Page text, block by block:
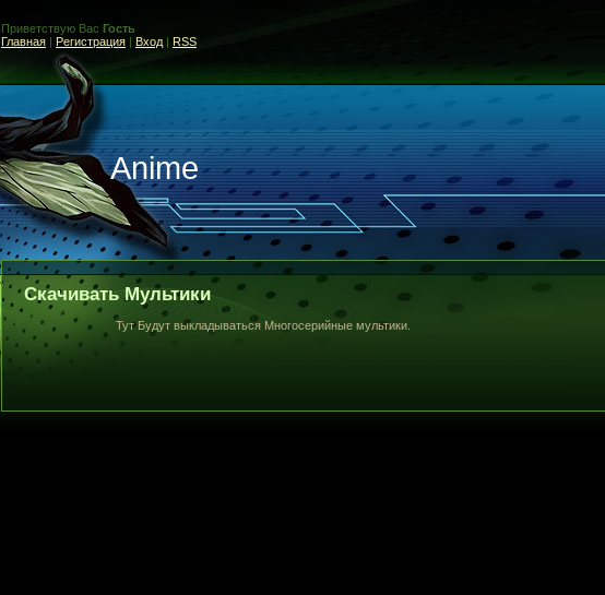
Приветствую Вас Гость
Главная | Регистрация | Вход | RSS
Anime
Скачивать Мультики
Тут Будут выкладываться Многосерийные мультики.